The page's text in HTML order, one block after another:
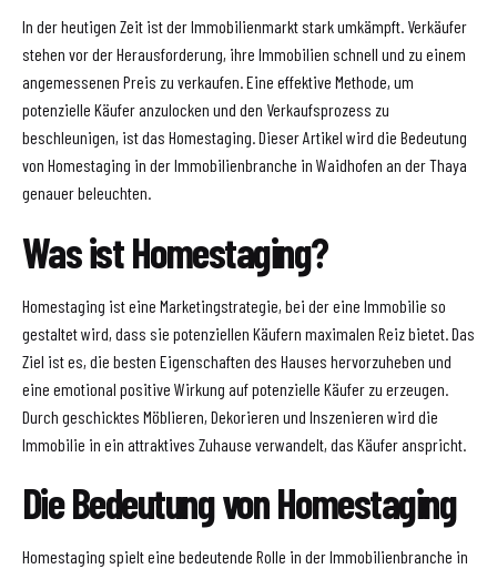
In der heutigen Zeit ist der Immobilienmarkt stark umkämpft. Verkäufer
stehen vor der Herausforderung, ihre Immobilien schnell und zu einem
angemessenen Preis zu verkaufen. Eine effektive Methode, um
potenzielle Käufer anzulocken und den Verkaufsprozess zu
beschleunigen, ist das Homestaging. Dieser Artikel wird die Bedeutung
von Homestaging in der Immobilienbranche in Waidhofen an der Thaya
genauer beleuchten.
Was ist Homestaging?
Homestaging ist eine Marketingstrategie, bei der eine Immobilie so
gestaltet wird, dass sie potenziellen Käufern maximalen Reiz bietet. Das
Ziel ist es, die besten Eigenschaften des Hauses hervorzuheben und
eine emotional positive Wirkung auf potenzielle Käufer zu erzeugen.
Durch geschicktes Möblieren, Dekorieren und Inszenieren wird die
Immobilie in ein attraktives Zuhause verwandelt, das Käufer anspricht.
Die Bedeutung von Homestaging
Homestaging spielt eine bedeutende Rolle in der Immobilienbranche in